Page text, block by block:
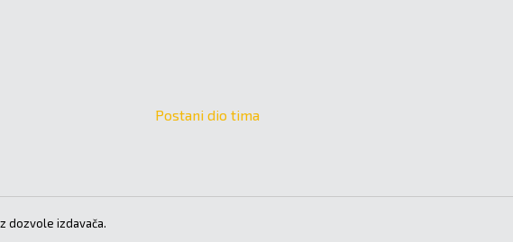
Postani dio tima
dozvole izdavača.